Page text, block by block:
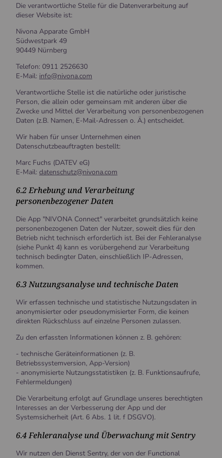
Die verantwortliche Stelle für die Datenverarbeitung auf
dieser Website ist:
Nivona Apparate GmbH
Südwestpark 49
90449 Nürnberg
Telefon: 0911 2526630
E-Mail: info@nivona.com
Verantwortliche Stelle ist die natürliche oder juristische
Person, die allein oder gemeinsam mit anderen über die
Zwecke und Mittel der Verarbeitung von personenbezogenen
Daten (z.B. Namen, E-Mail-Adressen o. Ä.) entscheidet.
Wir haben für unser Unternehmen einen
Datenschutzbeauftragten bestellt:
Marc Fuchs (DATEV eG)
E-Mail: datenschutz@nivona.com
6.2 Erhebung und Verarbeitung
personenbezogener Daten
Die App "NIVONA Connect" verarbeitet grundsätzlich keine
personenbezogenen Daten der Nutzer, soweit dies für den
Betrieb nicht technisch erforderlich ist. Bei der Fehleranalyse
(siehe Punkt 4) kann es vorübergehend zur Verarbeitung
technisch bedingter Daten, einschließlich IP-Adressen,
kommen.
6.3 Nutzungsanalyse und technische Daten
Wir erfassen technische und statistische Nutzungsdaten in
anonymisierter oder pseudonymisierter Form, die keinen
direkten Rückschluss auf einzelne Personen zulassen.
Zu den erfassten Informationen können z. B. gehören:
- technische Geräteinformationen (z. B.
Betriebssystemversion, App-Version)
- anonymisierte Nutzungsstatistiken (z. B. Funktionsaufrufe,
Fehlermeldungen)
Die Verarbeitung erfolgt auf Grundlage unseres berechtigten
Interesses an der Verbesserung der App und der
Systemsicherheit (Art. 6 Abs. 1 lit. f DSGVO).
6.4 Fehleranalyse und Überwachung mit Sentry
Wir nutzen den Dienst Sentry, der von der Functional